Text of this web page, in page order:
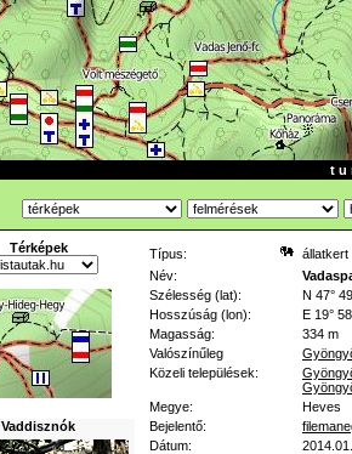
t u
Térképek
Vaddisznók
Típus:
állatkert
Név:
Szélesség (lat):
N 47°
Hosszúság (lon):
E 19°
Magasság:
334 m
Valószínűleg
Közeli települések:
Megye:
Heves
Bejelentő:
Dátum: